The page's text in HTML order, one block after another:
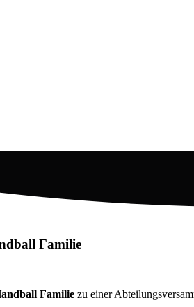
Familie
Familie zu einer